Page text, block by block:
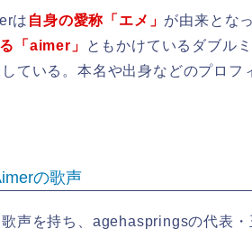
は 自身の愛称「エメ」 が由来とな
「aimer」
ともかけているダブル
ている。本名や出身などのプロフ
の歌声
声を持ち、agehaspringsの代表・